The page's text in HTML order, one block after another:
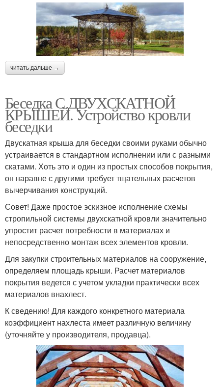
читать дальше →
Беседка С ДВУХСКАТНОЙ
КРЫШЕЙ. Устройство кровли
беседки
Двускатная крыша для беседки своими руками обычно
устраивается в стандартном исполнении или с разными
скатами. Хоть это и один из простых способов покрытия,
он наравне с другими требует тщательных расчетов
вычерчивания конструкций.
Совет! Даже простое эскизное исполнение схемы
стропильной системы двухскатной кровли значительно
упростит расчет потребности в материалах и
непосредственно монтаж всех элементов кровли.
Для закупки строительных материалов на сооружение,
определяем площадь крыши. Расчет материалов
покрытия ведется с учетом укладки практически всех
материалов внахлест.
К сведению! Для каждого конкретного материала
коэффициент нахлеста имеет различную величину
(уточняйте у производителя, продавца).